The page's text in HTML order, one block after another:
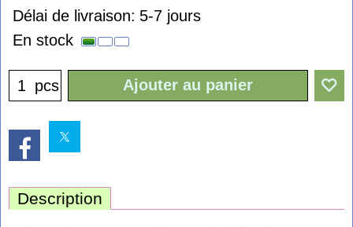
Délai de livraison: 5-7 jours
En stock
pcs Ajouter au panier
Description